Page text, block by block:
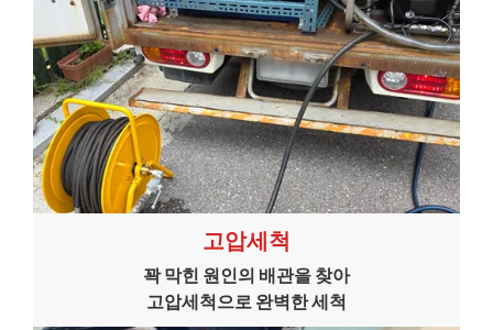
고압세척
꽉 막힌 원인의 배관을 찾아
고압세척으로 완벽한 세척